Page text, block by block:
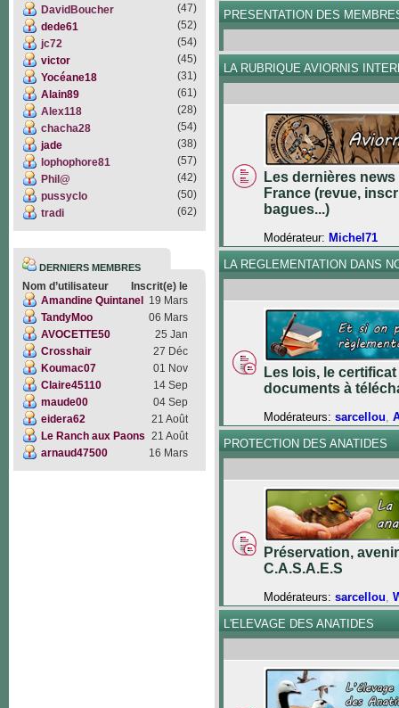
DavidBoucher
(47)
dede61
(52)
jc72
(54)
victor
(45)
Yocéane18
(31)
Alain89
(61)
Alex118
(28)
chacha28
(54)
jade
(38)
lophophore81
(57)
Phil@
(42)
pussyclo
(50)
tradi
(62)
DERNIERS MEMBRES
Nom d’utilisateur
Inscrit(e) le
Amandine Quintanel
19 Mars
TandyMoo
06 Mars
AVOCETTE50
25 Jan
Crosshair
27 Déc
Koumac07
01 Nov
Claire45110
14 Sep
maude00
04 Sep
eidera62
21 Août
Le Ranch aux Paons 21 Août
arnaud47500
16 Mars
PRESENTATION DES
LA RUBRIQUE AVIORNIS
Les dernières
France (revue,
bagues...)
Modérateur: Michel71
LA REGLEMENTATION DANS
Les lois, le
documents à
Modérateurs: sarcellou,
PROTECTION DES ANATIDES
Préservation,
C.A.S.A.E.S
Modérateurs: sarcellou,
L'ELEVAGE DES ANATIDES